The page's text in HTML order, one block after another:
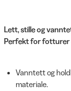
Lett, stille og
Perfekt for fotturer
Vanntett og
materiale.